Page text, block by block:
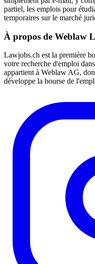
partiel, les emplois pour
temporaires sur le marché
À propos de Weblaw
Lawjobs.ch est la première
votre recherche d'emploi
appartient à Weblaw AG,
développe la bourse de